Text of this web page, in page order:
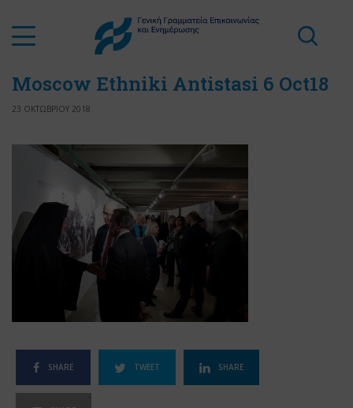
Moscow Ethniki Antistasi 6 Oct18
23 ΟΚΤΩΒΡΙΟΥ 2018
SHARE TWEET SHARE